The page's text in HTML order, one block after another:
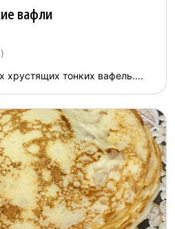
вафли
хрустящих тонких вафель....